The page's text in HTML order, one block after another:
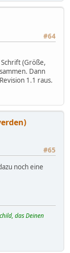
#64
(Größe,
Dann
1.1 raus.
#65
noch eine
das Deinen